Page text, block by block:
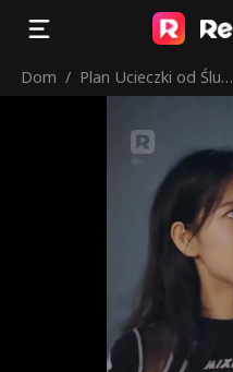
Dom / Plan Ucieczki od Ślub
e mnie rozpieszczać